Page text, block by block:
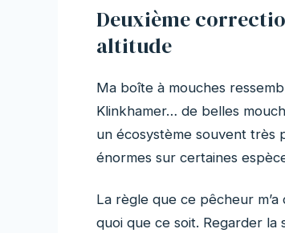
Deuxième
altitude
Ma boîte à mouches
Klinkhamer… de belles
un écosystème souvent très
énormes sur certaines
La règle que ce pêcheur
quoi que ce soit. Regarder